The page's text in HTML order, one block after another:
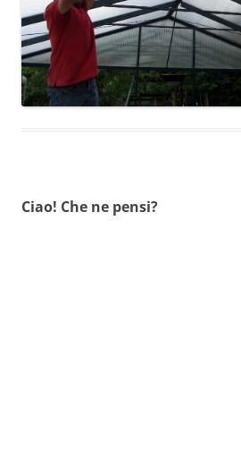
Ciao! Che ne pensi?